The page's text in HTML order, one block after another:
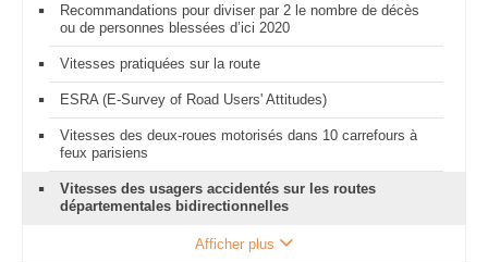
Recommandations pour diviser par 2 le nombre de décès
ou de personnes blessées d’ici 2020
Vitesses pratiquées sur la route
ESRA (E-Survey of Road Users' Attitudes)
Vitesses des deux-roues motorisés dans 10 carrefours à
feux parisiens
Vitesses des usagers accidentés sur les routes
départementales bidirectionnelles
Afficher plus